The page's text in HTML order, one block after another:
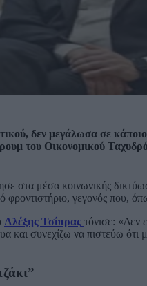
δεν μεγάλωσα σε
του Οικονομικού
στα μέσα κοινωνικής
φροντιστήριο, γεγονός που,
Αλέξης Τσίπρας τόνισε: «Δεν
και συνεχίζω να πιστεύω